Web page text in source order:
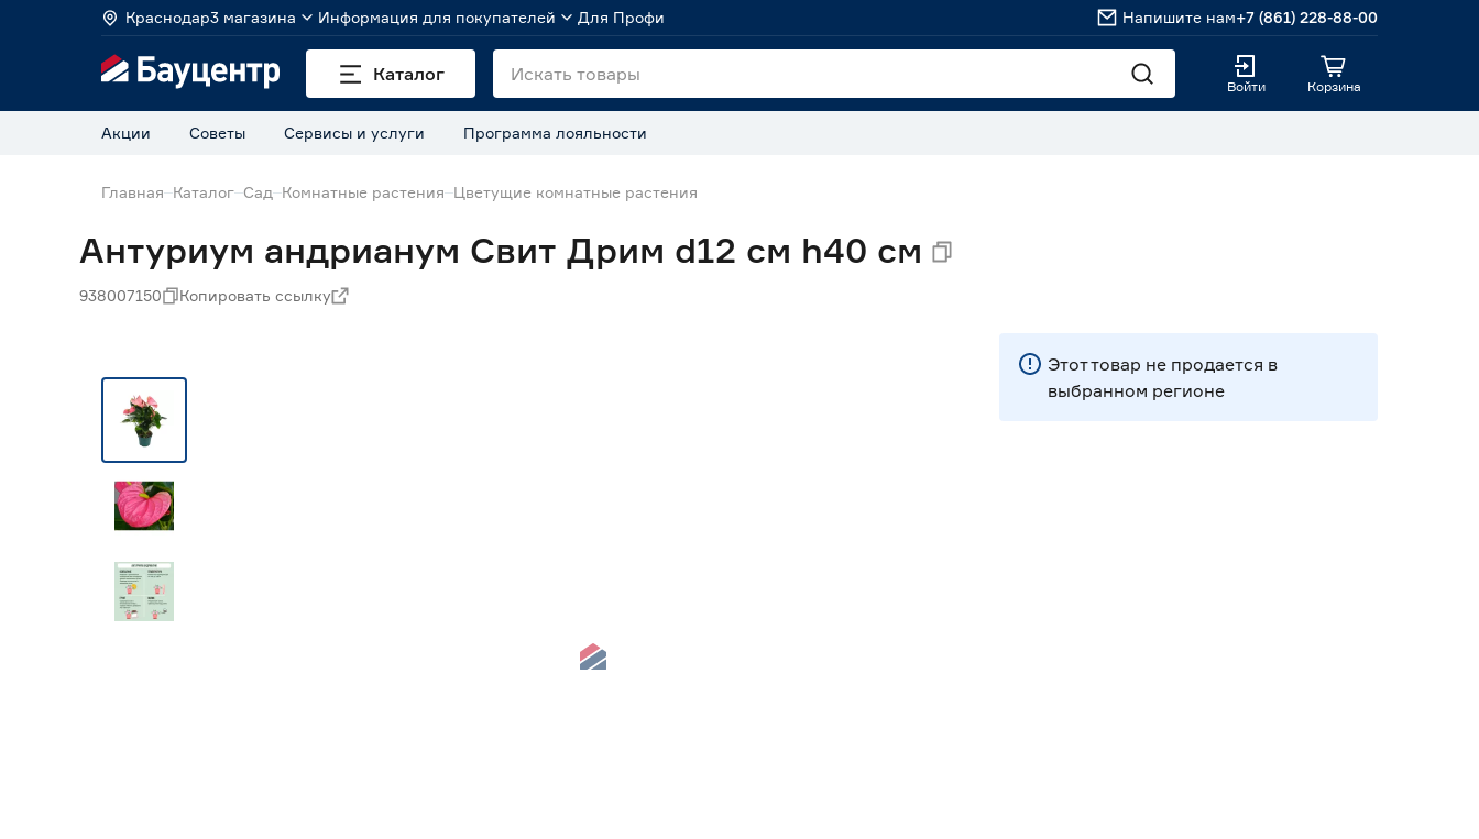
Краснодар3 магазина Информация для покупателей Для Профи Напишите нам+7 (861) 228-88-00
Каталог
Войти Корзина
Акции Советы Сервисы и услуги Программа лояльности
Главная Каталог Сад Комнатные растения Цветущие комнатные растения
Антуриум андрианум Свит Дрим d12 см h40 см
938007150 Копировать ссылку
Этот товар не продается в
выбранном регионе